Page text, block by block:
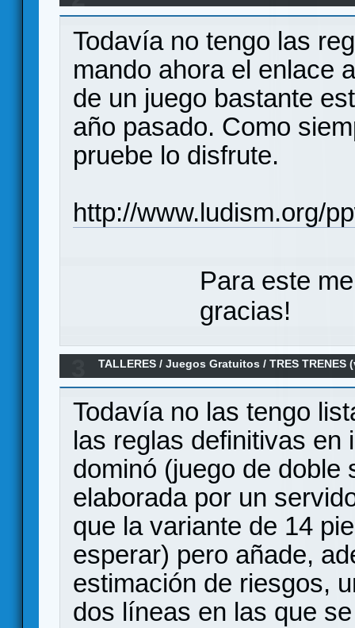
Todavía no tengo las
mando ahora el enlace
de un juego bastante
año pasado. Como
pruebe lo disfrute.
http://www.ludism.org/
Para este
gracias!
TALLERES /Juegos Gratuitos/TRES
Todavía no las tengo
las reglas definitivas en
dominó (juego de doble
elaborada por un
que la variante de 14
esperar) pero añade,
estimación de riesgos,
dos líneas en las que